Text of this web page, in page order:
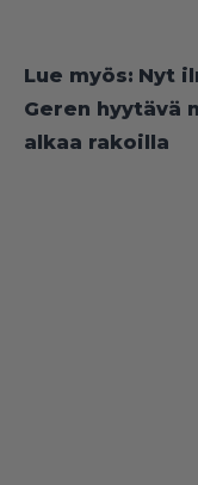
Lue myös: Nyt
Geren hyytävä
alkaa rakoilla